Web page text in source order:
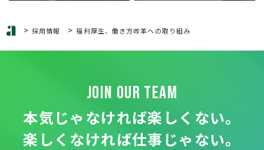
> 採用情報 > 福利厚生、働き方改革への取り組み
JOIN OUR TEAM
本気じゃなければ楽しくない。
楽しくなければ仕事じゃない。